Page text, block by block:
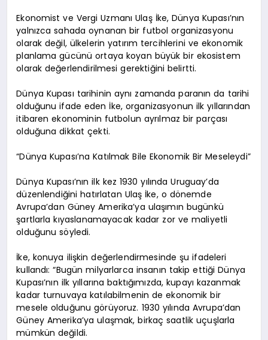
Ekonomist ve Vergi Uzmanı Ulaş İke, Dünya Kupası’nın
yalnızca sahada oynanan bir futbol organizasyonu
olarak değil, ülkelerin yatırım tercihlerini ve ekonomik
planlama gücünü ortaya koyan büyük bir ekosistem
olarak değerlendirilmesi gerektiğini belirtti.
Dünya Kupası tarihinin aynı zamanda paranın da tarihi
olduğunu ifade eden İke, organizasyonun ilk yıllarından
itibaren ekonominin futbolun ayrılmaz bir parçası
olduğuna dikkat çekti.
“Dünya Kupası’na Katılmak Bile Ekonomik Bir Meseleydi”
Dünya Kupası’nın ilk kez 1930 yılında Uruguay’da
düzenlendiğini hatırlatan Ulaş İke, o dönemde
Avrupa’dan Güney Amerika’ya ulaşımın bugünkü
şartlarla kıyaslanamayacak kadar zor ve maliyetli
olduğunu söyledi.
İke, konuya ilişkin değerlendirmesinde şu ifadeleri
kullandı: “Bugün milyarlarca insanın takip ettiği Dünya
Kupası’nın ilk yıllarına baktığımızda, kupayı kazanmak
kadar turnuvaya katılabilmenin de ekonomik bir
mesele olduğunu görüyoruz. 1930 yılında Avrupa’dan
Güney Amerika’ya ulaşmak, birkaç saatlik uçuşlarla
mümkün değildi.